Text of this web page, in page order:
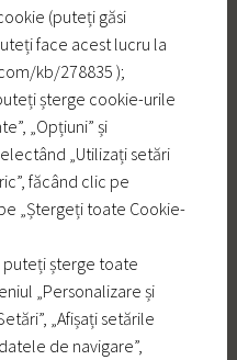
(puteți găsi
face acest lucru la
kb/278835 );
șterge cookie-urile
„Opțiuni” și
„Utilizați setări
făcând clic pe
„Ștergeți toate Cookie-
puteți șterge toate
„Personalizare și
„Afișați setările
de navigare”,